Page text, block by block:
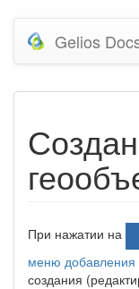
Gelios
При нажатии на
меню добавления
создания